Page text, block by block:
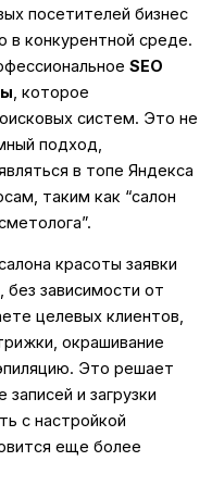
посетителей бизнес
в конкурентной среде.
SEO
, которое
систем. Это не
подход,
в топе Яндекса
таким как “салон
красоты заявки
без зависимости от
целевых клиентов,
окрашивание
Это решает
и загрузки
с настройкой
еще более